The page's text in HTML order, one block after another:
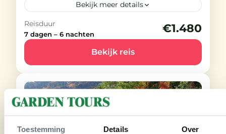
Toestemming Details Over
Bekijk meer details
Beschikbaar
William Shakespeare, Engelands
toneelschrijver.
Engeland
Gemiddeld
20-25 People
Reisduur
7 dagen – 6 nachten €1.480
Bekijk reis